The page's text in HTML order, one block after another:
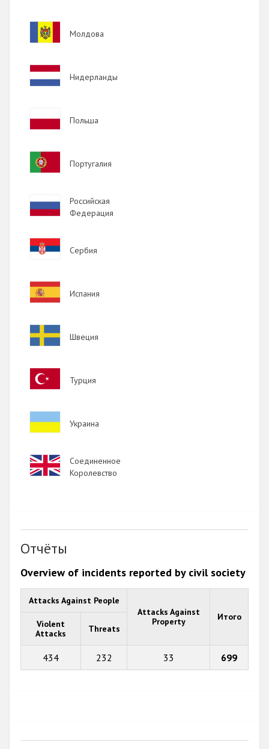
Image
Молдова
Image
Нидерланды
Польша
Image
Португалия
Image
Российская
Федерация
Image
Сербия
Image
Испания
Image
Швеция
Image
Турция
Украина
Image
Соединенное
Королевство
Отчёты
Overview of incidents reported by civil society
Attacks Against People
Attacks Against
Property
Итого
Violent
Attacks
Threats
434 232 33 699